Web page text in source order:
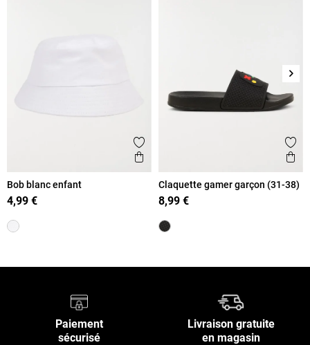
Ajouter aux favoris
Aperçu rapide
Bob blanc enfant
4,99 €
Claquette gamer garçon (31-38)
8,99 €
Paiement
sécurisé
Livraison gratuite
en magasin